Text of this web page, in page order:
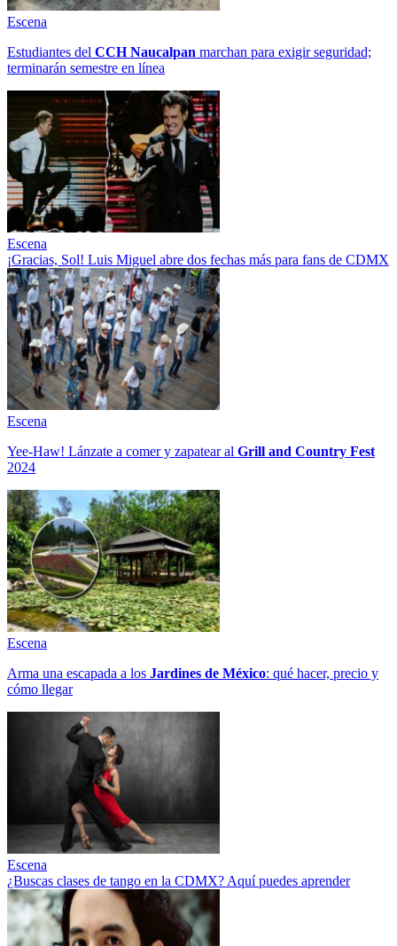
Escena
Estudiantes del CCH Naucalpan marchan para exigir seguridad;
terminarán semestre en línea
Escena
¡Gracias, Sol! Luis Miguel abre dos fechas más para fans de CDMX
Escena
Yee-Haw! Lánzate a comer y zapatear al Grill and Country Fest
2024
Escena
Arma una escapada a los Jardines de México: qué hacer, precio y
cómo llegar
Escena
¿Buscas clases de tango en la CDMX? Aquí puedes aprender